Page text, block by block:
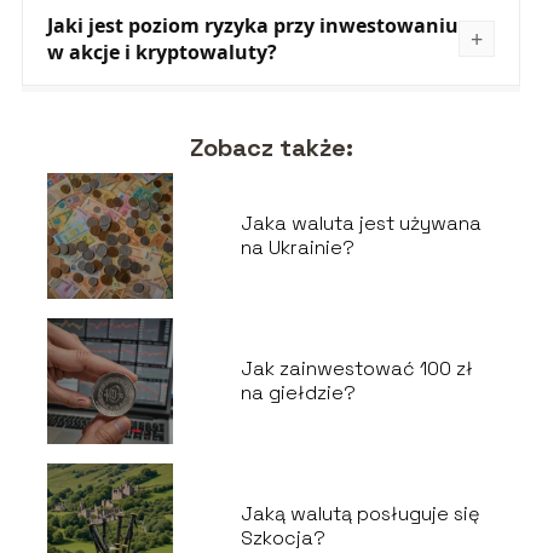
Jaki jest poziom ryzyka przy inwestowaniu
w akcje i kryptowaluty?
Zobacz także:
Jaka waluta jest używana
na Ukrainie?
Jak zainwestować 100 zł
na giełdzie?
Jaką walutą posługuje się
Szkocja?